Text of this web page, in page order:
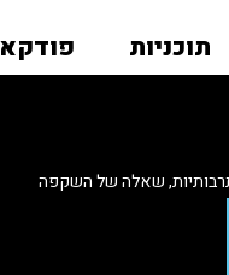
תוכניות
שאלה של השקפה